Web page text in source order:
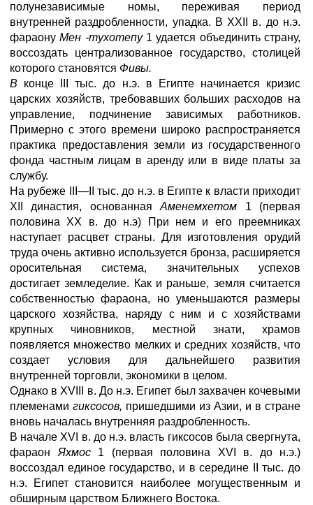
полунезависимые номы, переживая период
внутренней раздробленности, упадка. В XXII в. до н.э.
фараонуМен -тухотепу 1 удается объединить страну,
воссоздать централизованное государство, столицей
которого становятся Фивы.
В конце III тыс. до н.э. в Египте начинается кризис
царских хозяйств, требовавших больших расходов на
управление, подчинение зависимых работников.
Примерно с этого времени широко распространяется
практика предоставления земли из государственного
фонда частным лицам в аренду или в виде платы за
службу.
На рубеже III—II тыс. до н.э. в Египте к власти приходит
XII династия, основаннаяАменемхетом 1 (первая
половина XX в. до н.э) При нем и его преемниках
наступает расцвет страны. Для изготовления орудий
труда очень активно используется бронза, расширяется
оросительная система, значительных успехов
достигает земледелие. Как и раньше, земля считается
собственностью фараона, но уменьшаются размеры
царского хозяйства, наряду с ним и с хозяйствами
крупных чиновников, местной знати, храмов
появляется множество мелких и средних хозяйств, что
создает условия для дальнейшего развития
внутренней торговли, экономики в целом.
Однако в XVIII в. До н.э. Египет был захвачен кочевыми
племенами гиксосов, пришедшими из Азии, и в стране
вновь началась внутренняя раздробленность.
В начале XVI в. до н.э. власть гиксосов была свергнута,
фараон Яхмос 1 (первая половина XVI в. до н.э.)
воссоздал единое государство, и в середине II тыс. до
н.э. Египет становится наиболее могущественным и
обширным царством Ближнего Востока.